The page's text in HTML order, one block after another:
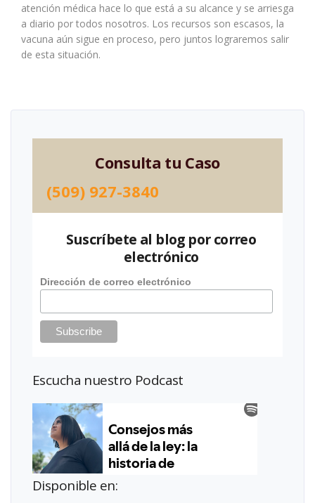
atención médica hace lo que está a su alcance y se arriesga
a diario por todos nosotros. Los recursos son escasos, la
vacuna aún sigue en proceso, pero juntos lograremos salir
de esta situación.
Consulta tu Caso
(509) 927-3840
Suscríbete al blog por correo
electrónico
Dirección de correo electrónico
Escucha nuestro Podcast
Disponible en: